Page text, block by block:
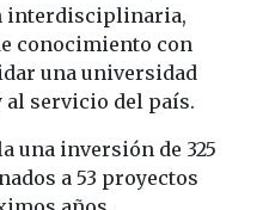
interdisciplinaria,
conocimiento con
una universidad
al servicio del país.
una inversión de 325
a 53 proyectos